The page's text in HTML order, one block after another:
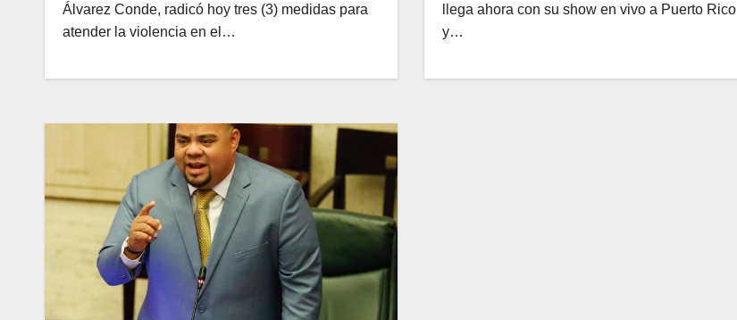
Álvarez Conde, radicó hoy tres (3) medidas para
atender la violencia en el…
llega ahora con su show en vivo a Puerto Rico
y…